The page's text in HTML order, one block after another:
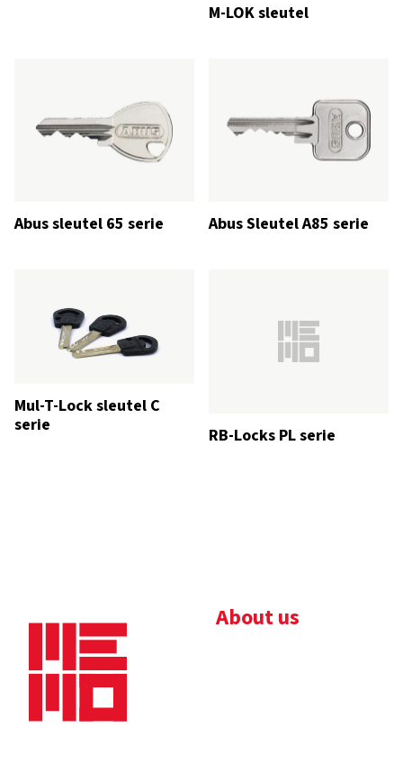
M-LOK sleutel
Abus sleutel 65 serie Abus Sleutel A85 serie
Mul-T-Lock sleutel C
serie
RB-Locks PL serie
About us